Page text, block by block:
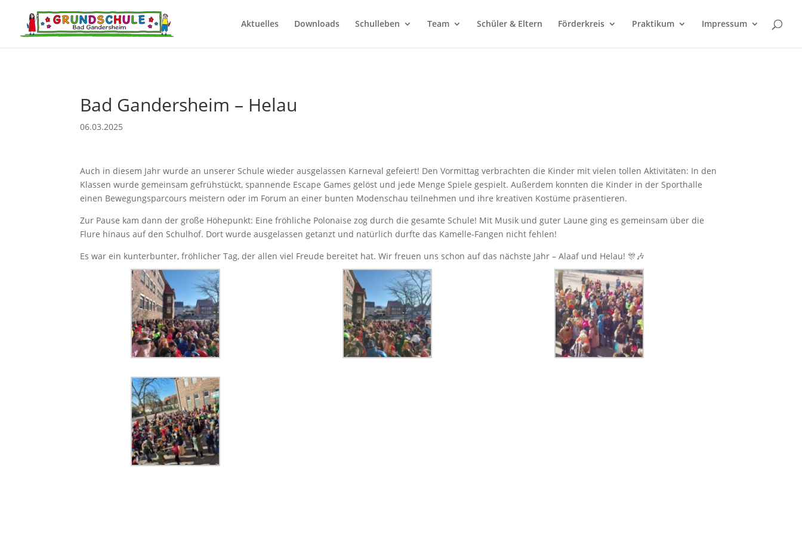
Aktuelles Downloads Schulleben Team Schüler & Eltern Förderkreis Praktikum Impressum
Bad Gandersheim – Helau
06.03.2025
Auch in diesem Jahr wurde an unserer Schule wieder ausgelassen Karneval gefeiert! Den Vormittag verbrachten die Kinder mit vielen tollen Aktivitäten: In den
Klassen wurde gemeinsam gefrühstückt, spannende Escape Games gelöst und jede Menge Spiele gespielt. Außerdem konnten die Kinder in der Sporthalle
einen Bewegungsparcours meistern oder im Forum an einer bunten Modenschau teilnehmen und ihre kreativen Kostüme präsentieren.
Zur Pause kam dann der große Höhepunkt: Eine fröhliche Polonaise zog durch die gesamte Schule! Mit Musik und guter Laune ging es gemeinsam über die
Flure hinaus auf den Schulhof. Dort wurde ausgelassen getanzt und natürlich durfte das Kamelle-Fangen nicht fehlen!
Es war ein kunterbunter, fröhlicher Tag, der allen viel Freude bereitet hat. Wir freuen uns schon auf das nächste Jahr – Alaaf und Helau! 🎊🎶